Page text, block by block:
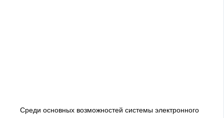
Среди основных возможностей системы электронного